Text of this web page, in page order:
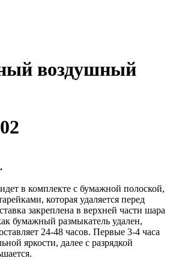
воздушный
в комплекте с бумажной полоской,
которая удаляется перед
закреплена в верхней части шара
бумажный размыкатель удален,
24-48 часов. Первые 3-4 часа
яркости, далее с разрядкой